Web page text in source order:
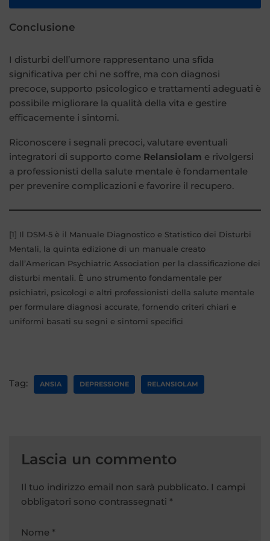
Conclusione
I disturbi dell’umore rappresentano una sfida
significativa per chi ne soffre, ma con diagnosi
precoce, supporto psicologico e trattamenti adeguati è
possibile migliorare la qualità della vita e gestire
efficacemente i sintomi.
Riconoscere i segnali precoci, valutare eventuali
integratori di supporto come Relansiolam e rivolgersi
a professionisti della salute mentale è fondamentale
per prevenire complicazioni e favorire il recupero.
[1] Il DSM-5 è il Manuale Diagnostico e Statistico dei Disturbi
Mentali, la quinta edizione di un manuale creato
dall’American Psychiatric Association per la classificazione dei
disturbi mentali. È uno strumento fondamentale per
psichiatri, psicologi e altri professionisti della salute mentale
per formulare diagnosi accurate, fornendo criteri chiari e
uniformi basati su segni e sintomi specifici
Tag: ANSIA DEPRESSIONE RELANSIOLAM
Lascia un commento
Il tuo indirizzo email non sarà pubblicato. I campi
obbligatori sono contrassegnati *
Nome *
A
lt
r